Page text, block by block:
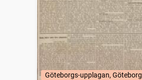
Göteborgs-upplagan, Göteborg